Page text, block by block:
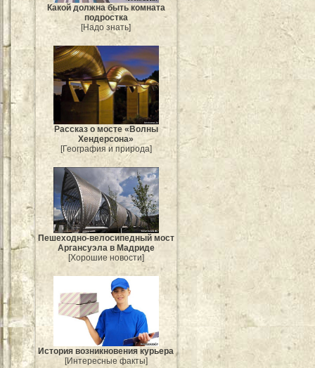
Какой должна быть комната
подростка
[Надо знать]
Рассказ о мосте «Волны
Хендерсона»
[География и природа]
Пешеходно-велосипедный мост
Аргансуэла в Мадриде
[Хорошие новости]
История возникновения курьера
[Интересные факты]